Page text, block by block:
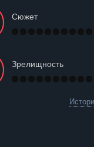
Сюжет
Зрелищность